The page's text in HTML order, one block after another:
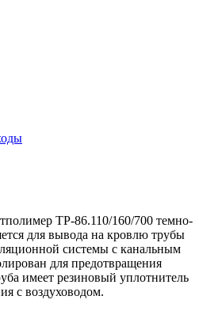
TP-86.110/160/700 темно-
для вывода на кровлю трубы
системы с канальным
для предотвращения
имеет резиновый уплотнитель
с воздуховодом.